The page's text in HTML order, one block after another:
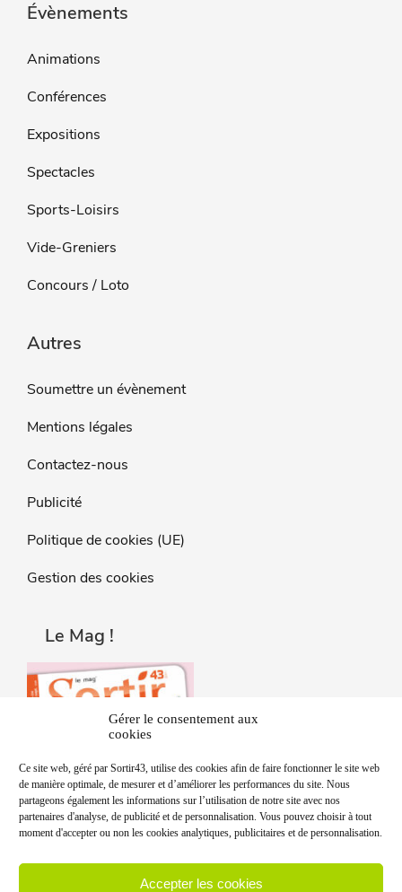
Gérer le consentement aux
cookies
Ce site web, géré par Sortir43, utilise des cookies afin de faire fonctionner le site web
de manière optimale, de mesurer et d’améliorer les performances du site. Nous
partageons également les informations sur l’utilisation de notre site avec nos
partenaires d'analyse, de publicité et de personnalisation. Vous pouvez choisir à tout
moment d'accepter ou non les cookies analytiques, publicitaires et de personnalisation.
Accepter les cookies
Évènements
Animations
Conférences
Expositions
Spectacles
Sports-Loisirs
Vide-Greniers
Concours / Loto
Autres
Soumettre un évènement
Mentions légales
Contactez-nous
Publicité
Politique de cookies (UE)
Gestion des cookies
Le Mag !